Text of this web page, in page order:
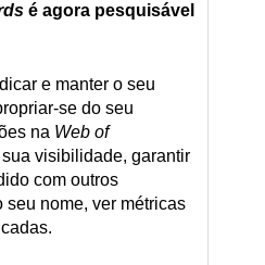
é agora pesquisável
e manter o seu
se do seu
na Web of
visibilidade, garantir
com outros
seu nome, ver métricas